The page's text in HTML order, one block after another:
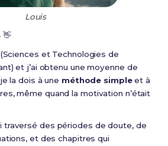
Louis
👋
(Sciences et Technologies de
et j’ai obtenu une moyenne de
la dois à une méthode simpleet à
même quand la motivation n’était
traversé des périodes de doute, de
et des chapitres qui